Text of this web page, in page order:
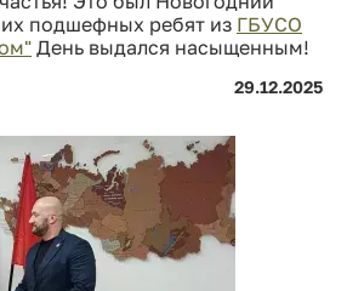
подшефных ребят из ГБУСО
День выдался насыщенным!
29.12.2025